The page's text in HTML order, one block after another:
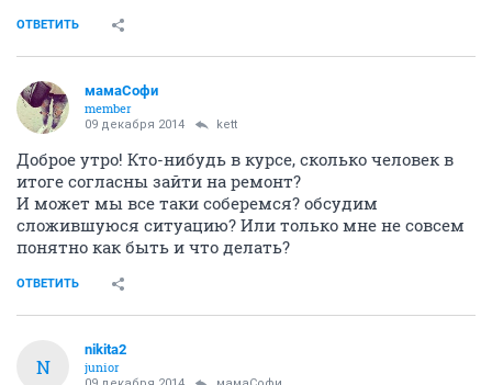
ОТВЕТИТЬ
мамаСофи
member
09 декабря 2014 kett
Доброе утро! Кто-нибудь в курсе, сколько человек в
итоге согласны зайти на ремонт?
И может мы все таки соберемся? обсудим
сложившуюся ситуацию? Или только мне не совсем
понятно как быть и что делать?
ОТВЕТИТЬ
N
nikita2
junior